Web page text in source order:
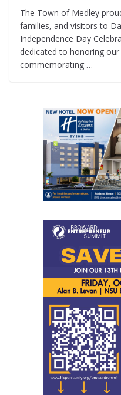
The Town of Medley
families, and visitors to
Independence Day
dedicated to honoring our
commemorating …